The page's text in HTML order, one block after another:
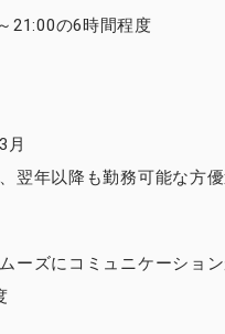
21:00の6時間程度
月
翌年以降も勤務可能な方
ーズにコミュニケーショ